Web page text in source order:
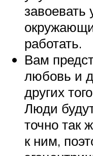
завоевать
работать.
Вам
любовь и
других
Люди
точно так
к ним,